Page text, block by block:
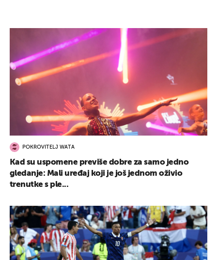
POKROVITELJ WATA
Kad su uspomene previše dobre za samo jedno
gledanje: Mali uređaj koji je još jednom oživio
trenutke s ple...